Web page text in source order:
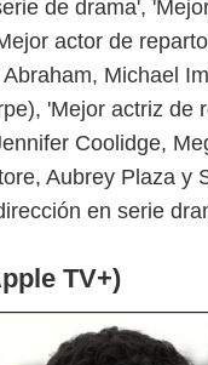
de drama',
actor de
Michael
'Mejor actriz de
Coolidge,
Aubrey Plaza y
en serie
TV+)